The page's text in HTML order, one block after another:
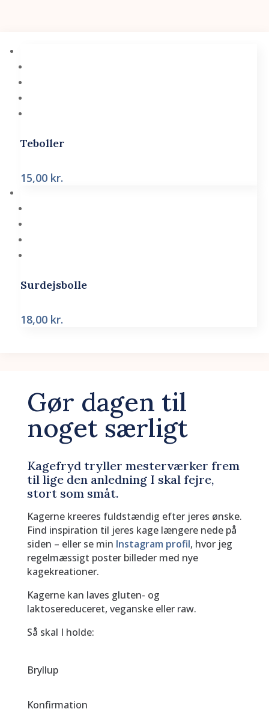
Teboller
15,00 kr.
Surdejsbolle
18,00 kr.
Gør dagen til
noget særligt
Kagefryd tryller mesterværker frem
til lige den anledning I skal fejre,
stort som småt.
Kagerne kreeres fuldstændig efter jeres ønske.
Find inspiration til jeres kage længere nede på
siden – eller se min Instagram profil, hvor jeg
regelmæssigt poster billeder med nye
kagekreationer.
Kagerne kan laves gluten- og
laktosereduceret, veganske eller raw.
Så skal I holde:
Bryllup
Konfirmation